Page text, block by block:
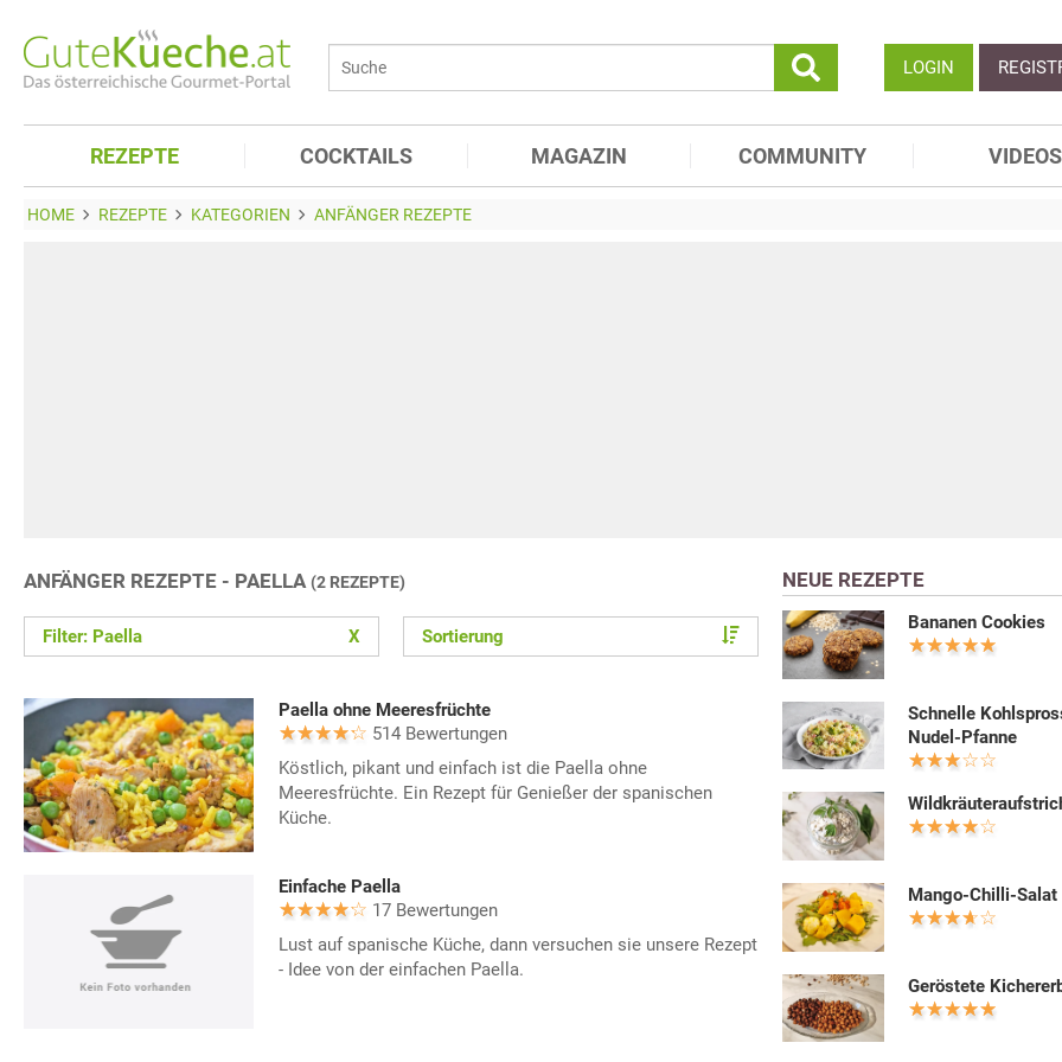
LOGIN
REZEPTE COCKTAILS MAGAZIN COMMUNITY VIDEOS
HOME REZEPTE KATEGORIEN ANFÄNGER REZEPTE
ANFÄNGER REZEPTE - PAELLA (2 REZEPTE)
Filter: Paella X Sortierung
Paella ohne Meeresfrüchte
514 Bewertungen
Köstlich, pikant und einfach ist die Paella ohne
Meeresfrüchte. Ein Rezept für Genießer der spanischen
Küche.
Einfache Paella
17 Bewertungen
Lust auf spanische Küche, dann versuchen sie unsere Rezept
- Idee von der einfachen Paella.
NEUE REZEPTE
Bananen Cookies
Schnelle
Nudel-Pfanne
Mango-Chilli-Salat
Geröstete